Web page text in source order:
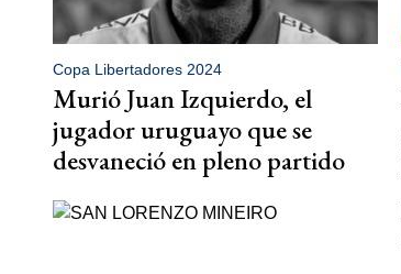
Copa Libertadores 2024
Murió Juan Izquierdo, el
jugador uruguayo que se
desvaneció en pleno partido